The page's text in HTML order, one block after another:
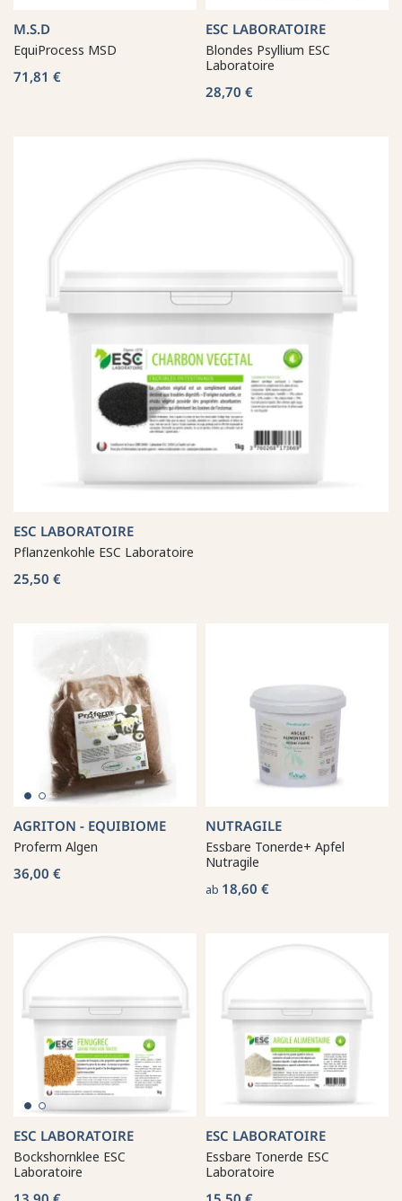
M.S.D
EquiProcess MSD
71,81 €
ESC LABORATOIRE
Blondes Psyllium ESC
Laboratoire
28,70 €
ESC LABORATOIRE
Pflanzenkohle ESC Laboratoire
25,50 €
AGRITON - EQUIBIOME
Proferm Algen
36,00 €
NUTRAGILE
Essbare Tonerde+ Apfel
Nutragile
ab 18,60 €
ESC LABORATOIRE
Bockshornklee ESC
Laboratoire
ESC LABORATOIRE
Essbare Tonerde ESC
Laboratoire